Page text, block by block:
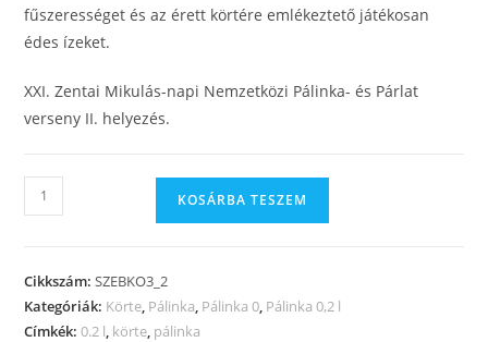
fűszerességet és az érett körtére emlékeztető játékosan
édes ízeket.
XXI. Zentai Mikulás-napi Nemzetközi Pálinka- és Párlat
verseny II. helyezés.
KOSÁRBA TESZEM
Cikkszám:SZEBKO3_2
Kategóriák: Körte, Pálinka, Pálinka 0, Pálinka 0,2 l
Címkék:0.2 l, körte, pálinka